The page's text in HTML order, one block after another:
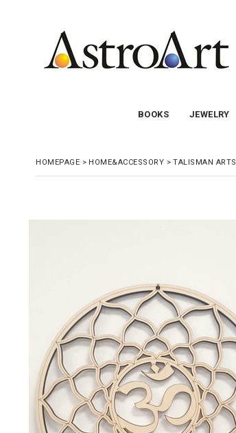
BOOKS JEWELRY
HOMEPAGE > HOME&ACCESSORY > TALISMAN ARTS